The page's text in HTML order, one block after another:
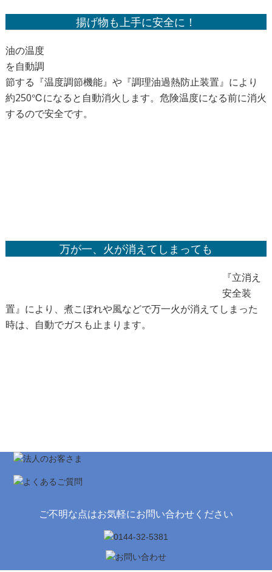
揚げ物も上手に安全に！
油の温度
を自動調
節する『温度調節機能』や『調理油過熱防止装置』により
約250℃になると自動消火します。危険温度になる前に消火
するので安全です。
万が一、火が消えてしまっても
『立消え
安全装
置』により、煮こぼれや風などで万一火が消えてしまった
時は、自動でガスも止まります。
ご不明な点はお気軽にお問い合わせください